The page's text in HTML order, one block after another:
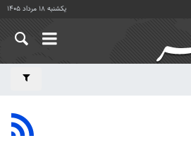
یکشنبه ۱۸ مرداد ۱۴۰۵